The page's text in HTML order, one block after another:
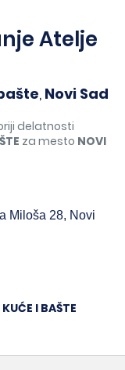
Atelje
, Novi Sad
delatnosti
za mesto NOVI
Miloša 28, Novi
I BAŠTE